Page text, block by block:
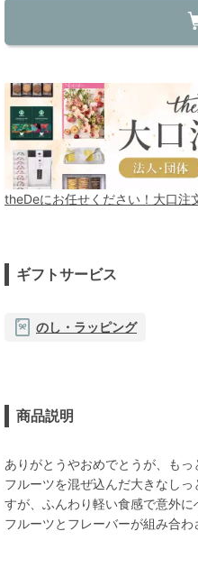
theDeにお任せください！大口注
ギフトサービス
のし・ラッピング
商品説明
ありがとうやおめでとうが、もっ
フルーツを混ぜ込んだ大きなし
すが、ふんわり軽い食感で意外に
フルーツとフレーバーが組み合わ